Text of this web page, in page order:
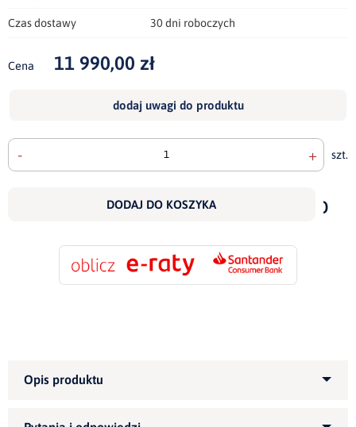
Czas dostawy 30 dni roboczych
Cena 11 990,00 zł
dodaj uwagi do produktu
- + szt.
DODAJ DO KOSZYKA
do